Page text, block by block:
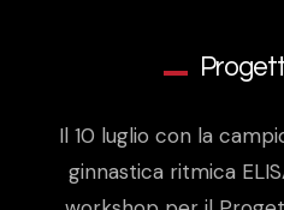
Il 10 luglio con la
ginnastica ritmica